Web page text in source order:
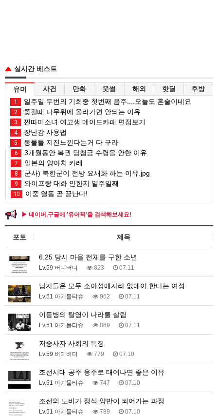
실시간 베스트
유머 사건 만화 웃썰 해외 핫딜 후방
1 일주일 두번의 기회중 첫번째 음주....오늘도 혼술이네요
2 쫒길때 나무위에 올라가면 안되는 이유
3 찐따미소녀 여고생 메이드카페 면접보기
4 장난감 사용법
5 동물들 지진느낀다는거 다 구라
6 3개월동안 복권 당첨금 수령을 안한 이유
7 일본의 양아치 카레
8 군사) 북한군이 전방 요새화 하는 이유.jpg
9 와이프랑 대화 안한지 일주일째
10 이중 열돔 곧 끝난다!
▶ 네이버,구글에 '유머픽'을 검색해보세요!
포토 제목
6.25 당시 마을 전체를 구한 소년
Lv.59 버디버디 823 07.11
남자들은 모두 소아성애자라 없애야 한다는 여성
Lv.51 아기물티슈 962 07.11
이등병의 탈영이 나라를 살림
Lv.51 아기물티슈 869 07.11
저승사자 사회의 특징
Lv.59 버디버디 779 07.10
조선시대 공주 옹주로 태어나면 좋은 이유
Lv.51 아기물티슈 747 07.10
조선의 노비가 정식 양반이 되어가는 과정
Lv.51 아기물티슈 789 07.10